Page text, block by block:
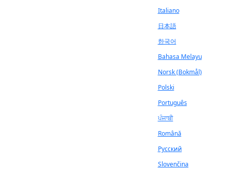
Italiano
日本語
한국어
Bahasa Melayu
Norsk (Bokmål)
Polski
Português
ਪੰਜਾਬੀ
Română
Русский
Slovenčina